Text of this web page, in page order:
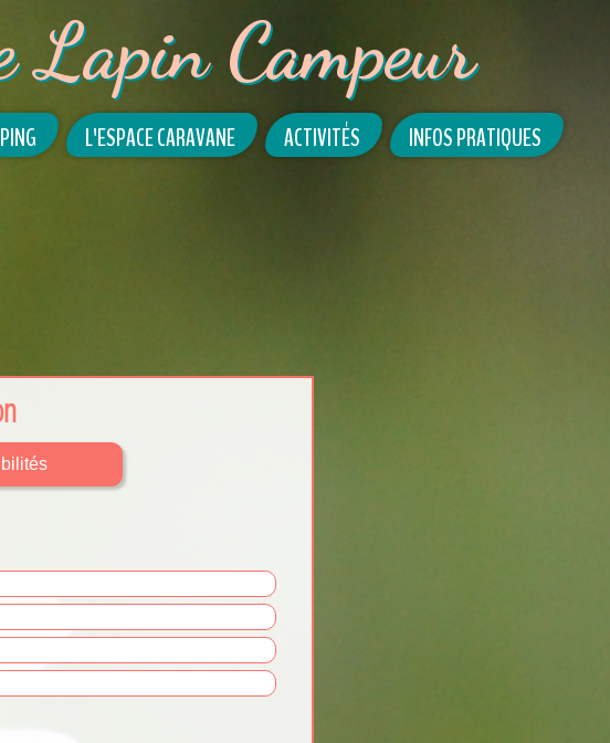
Lapin Campeur
L'ESPACE CARAVANE ACTIVITÉS INFOS PRATIQUES